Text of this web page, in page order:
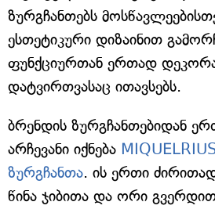
ზურგჩანთებს
ესთეტიკური დიზაინით
ფუნქციურთან ერთად
დატვირთვასაც ითავსებს.
ბრენდის ზურგჩანთებიდან
არჩევანი იქნება
ზურგჩანთა. ის ერთი
წინა ჯიბითა და ორი